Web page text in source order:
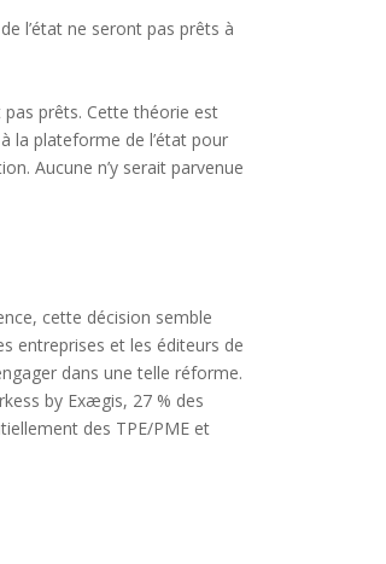
l’état ne seront pas prêts à
prêts. Cette théorie est
la plateforme de l’état pour
Aucune n’y serait parvenue
cette décision semble
entreprises et les éditeurs de
dans une telle réforme.
by Exægis, 27 % des
des TPE/PME et